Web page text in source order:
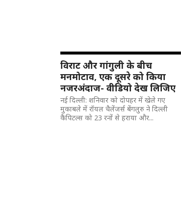
विराट और गांगुली के बीच
मनमोटाव, एक दूसरे को किया
नजरअंदाज- वीडियो देख लिजिए
नई दिल्ली: शनिवार को दोपहर में खेले गए
मुकाबले में रॉयल चैलेंजर्स बेंगलुरु ने दिल्ली
कैपिटल्स को 23 रनों से हराया और...